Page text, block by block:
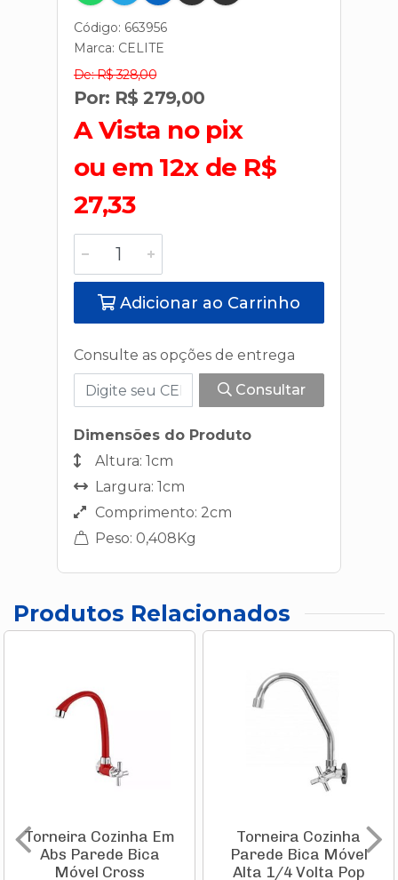
Código: 663956
Marca: CELITE
De: R$ 328,00
Por: R$ 279,00
A Vista no pix
ou em 12x de R$
27,33
Adicionar ao Carrinho
Consulte as opções de entrega
Consultar
Dimensões do Produto
Altura: 1cm
Largura: 1cm
Comprimento: 2cm
Peso: 0,408Kg
Produtos Relacionados
Torneira Cozinha Em
Abs Parede Bica
Móvel Cross
Torneira Cozinha
Parede Bica Móvel
Alta 1/4 Volta Pop